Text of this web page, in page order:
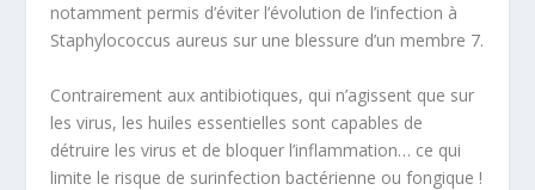
notamment permis d’éviter l’évolution de l’infection à
Staphylococcus aureus sur une blessure d’un membre 7.
Contrairement aux antibiotiques, qui n’agissent que sur
les virus, les huiles essentielles sont capables de
détruire les virus et de bloquer l’inflammation… ce qui
limite le risque de surinfection bactérienne ou fongique !